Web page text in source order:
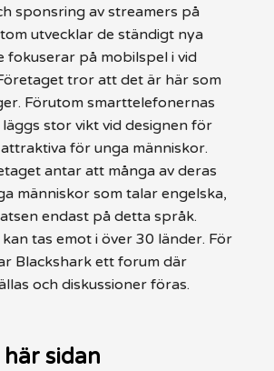
sponsring av streamers på
utvecklar de ständigt nya
fokuserar på mobilspel i vid
tror att det är här som
Förutom smarttelefonernas
stor vikt vid designen för
för unga människor.
antar att många av deras
människor som talar engelska,
endast på detta språk.
tas emot i över 30 länder. För
Blackshark ett forum där
och diskussioner föras.
här sidan